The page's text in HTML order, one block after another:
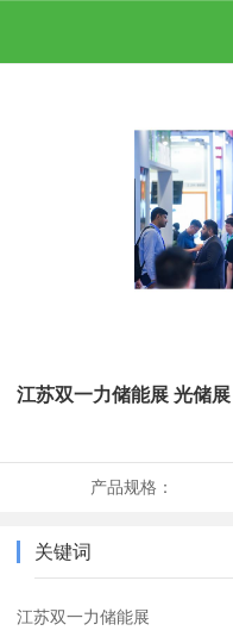
江苏双一力储能展 光储展
产品规格：
关键词
江苏双一力储能展